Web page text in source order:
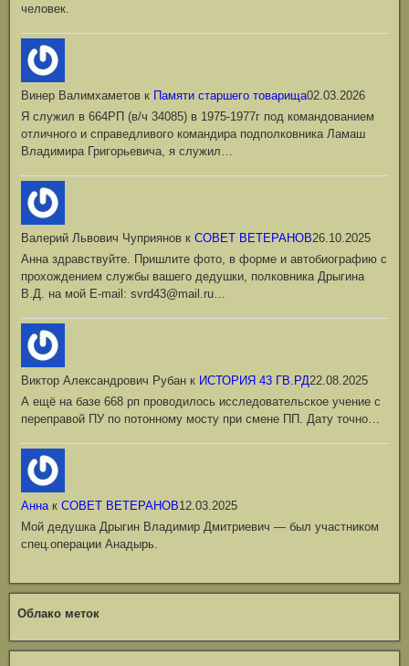
человек.
Винер Валимхаметов к Памяти старшего товарища02.03.2026
Я служил в 664РП (в/ч 34085) в 1975-1977г под командованием
отличного и справедливого командира подполковника Ламаш
Владимира Григорьевича, я служил…
Валерий Львович Чуприянов к СОВЕТ ВЕТЕРАНОВ26.10.2025
Анна здравствуйте. Пришлите фото, в форме и автобиографию с
прохождением службы вашего дедушки, полковника Дрыгина
В.Д. на мой Е-mail: svrd43@mail.ru…
Виктор Александрович Рубан к ИСТОРИЯ 43 ГВ.РД 22.08.2025
А ещё на базе 668 рп проводилось исследовательское учение с
переправой ПУ по потонному мосту при смене ПП. Дату точно…
Анна к СОВЕТ ВЕТЕРАНОВ12.03.2025
Мой дедушка Дрыгин Владимир Дмитриевич — был участником
спец.операции Анадырь.
Облако меток